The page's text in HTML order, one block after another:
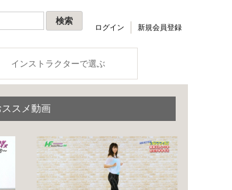
ログイン 新規会員登録
インストラクターで選ぶ
スメ動画